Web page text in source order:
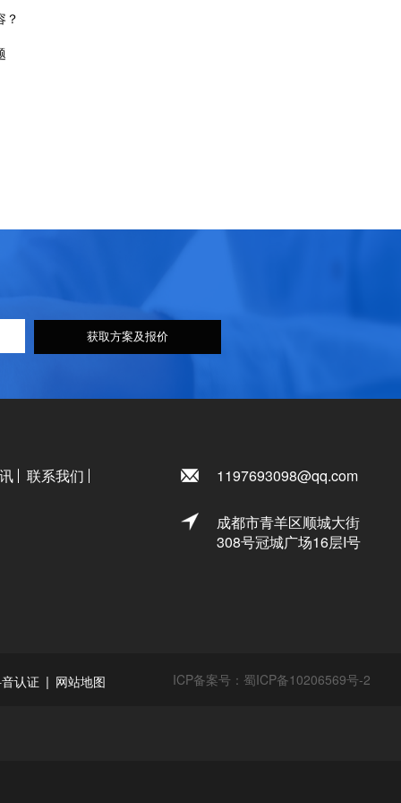
？
获取方案及报价
联系我们
1197693098@qq.com
成都市青羊区顺城大街
308号冠城广场16层I号
认证 | 网站地图 ICP备案号： 蜀ICP备10206569号-2